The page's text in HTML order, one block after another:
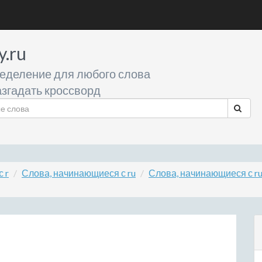
для любого слова
кроссворд
r Слова, начинающиеся с ru Слова, начинающиеся с